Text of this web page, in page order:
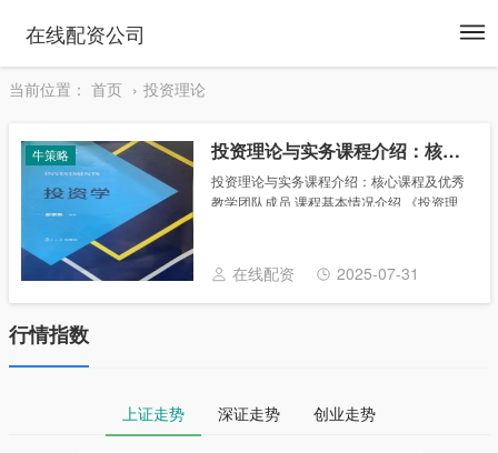
在线配资公司
当前位置： 首页 投资理论
牛策略 投资理论与实务课程介绍：核心课程及优秀教学团队成员
投资理论与实务课程介绍：核心课程及优秀
教学团队成员 课程基本情况介绍 《投资理
政课程建设项目立项建设课程。 课程教学团
队......
在线配资 2025-07-31
行情指数
上证走势 深证走势 创业走势